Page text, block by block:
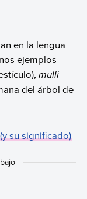
en la lengua
ejemplos
mulli
del árbol de
su significado)